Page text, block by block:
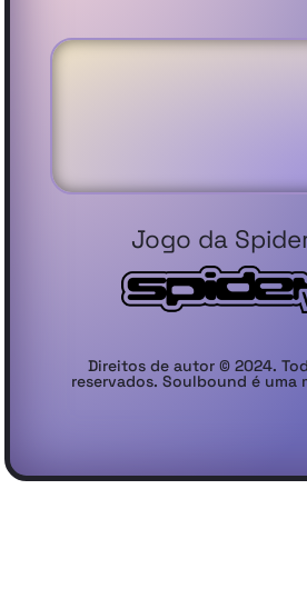
Jogo da
Direitos de autor © 2024.
reservados. Soulbound é uma